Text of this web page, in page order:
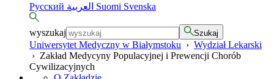
Русский
Suomi Svenska
wyszukaj Szukaj
Uniwersytet Medyczny w Białymstoku › Wydział Lekarski
› Zakład Medycyny Populacyjnej i Prewencji Chorób
Cywilizacyjnych